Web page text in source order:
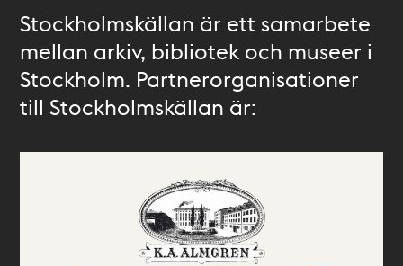
Stockholmskällan är ett samarbete
mellan arkiv, bibliotek och museer i
Stockholm. Partnerorganisationer
till Stockholmskällan är: